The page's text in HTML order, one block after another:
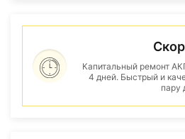
Капитальный ремонт
4 дней. Быстрый и
пару